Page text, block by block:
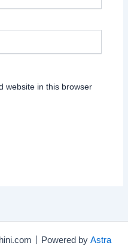
website in this browser
| Powered by Astra